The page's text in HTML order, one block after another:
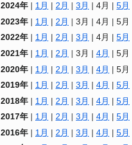
2024年
1月 2月 3月 4月 5月
2023年
1月 2月 3月 4月 5月
2022年
1月 2月 3月 4月 5月
2021年
1月 2月 3月 4月 5月
2020年
1月 2月 3月 4月 5月
2019年
1月 2月 3月 4月 5月
2018年
1月 2月 3月 4月 5月
2017年
1月 2月 3月 4月 5月
2016年
1月 2月 3月 4月 5月